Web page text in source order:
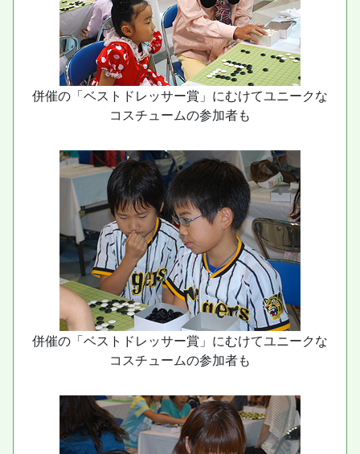
併催の「ベストドレッサー賞」にむけてユニークな
コスチュームの参加者も
併催の「ベストドレッサー賞」にむけてユニークな
コスチュームの参加者も